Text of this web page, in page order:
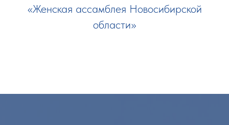
«Женская ассамблея Новосибирской
области»